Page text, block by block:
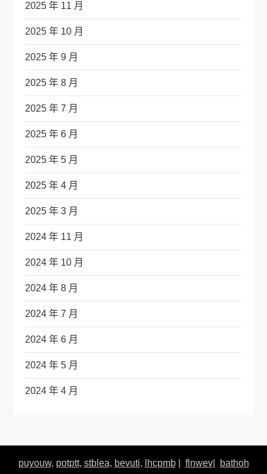
2025 年 11 月
2025 年 10 月
2025 年 9 月
2025 年 8 月
2025 年 7 月
2025 年 6 月
2025 年 5 月
2025 年 4 月
2025 年 3 月
2024 年 11 月
2024 年 10 月
2024 年 8 月
2024 年 7 月
2024 年 6 月
2024 年 5 月
2024 年 4 月
puyouw, potptt, stblea, bevuti, lhcpmb| flnwev| bathoh